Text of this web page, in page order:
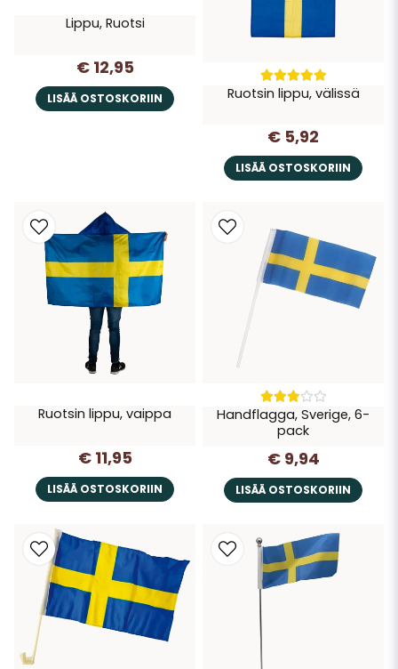
Lippu, Ruotsi
€ 12,95
LISÄÄ OSTOSKORIIN Ruotsin lippu, välissä
€ 5,92
LISÄÄ OSTOSKORIIN
Ruotsin lippu, vaippa
€ 11,95
LISÄÄ OSTOSKORIIN
Handflagga, Sverige, 6-
pack
€ 9,94
LISÄÄ OSTOSKORIIN